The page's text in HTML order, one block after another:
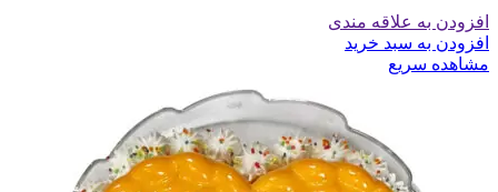
افزودن به علاقه مندی
افزودن به سبد خرید
مشاهده سریع